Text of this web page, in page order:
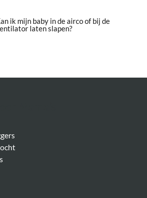
ik mijn baby in de airco of bij de
laten slapen?